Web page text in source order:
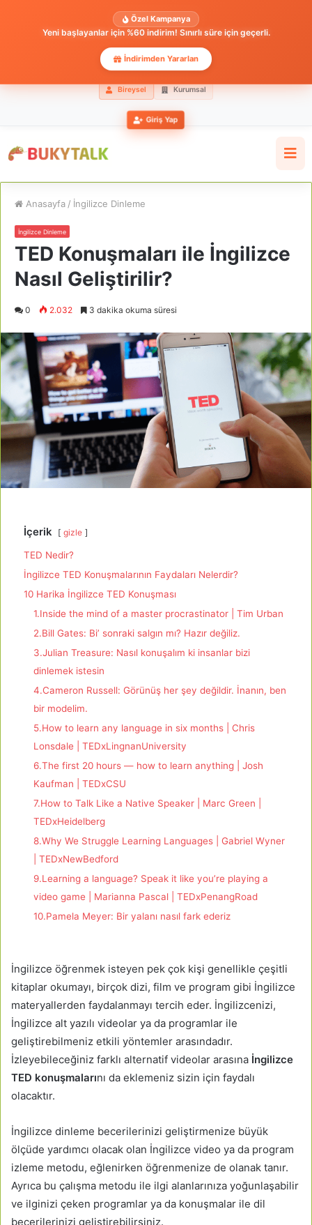
Özel Kampanya
Yeni başlayanlar için %60 indirim! Sınırlı süre için geçerli.
İndirimden Yararlan
Bireysel Kurumsal
Giriş Yap
Anasayfa / İngilizce Dinleme
İngilizce Dinleme
TED Konuşmaları ile İngilizce
Nasıl Geliştirilir?
0 2.032 3 dakika okuma süresi
İçerik gizle
TED Nedir?
İngilizce TED Konuşmalarının Faydaları Nelerdir?
10 Harika İngilizce TED Konuşması
1.Inside the mind of a master procrastinator | Tim Urban
2.Bill Gates: Bi’ sonraki salgın mı? Hazır değiliz.
3.Julian Treasure: Nasıl konuşalım ki insanlar bizi
dinlemek istesin
4.Cameron Russell: Görünüş her şey değildir. İnanın, ben
bir modelim.
5.How to learn any language in six months | Chris
Lonsdale | TEDxLingnanUniversity
6.The first 20 hours — how to learn anything | Josh
Kaufman | TEDxCSU
7.How to Talk Like a Native Speaker | Marc Green |
TEDxHeidelberg
8.Why We Struggle Learning Languages | Gabriel Wyner
| TEDxNewBedford
9.Learning a language? Speak it like you’re playing a
video game | Marianna Pascal | TEDxPenangRoad
10.Pamela Meyer: Bir yalanı nasıl fark ederiz
İngilizce öğrenmek isteyen pek çok kişi genellikle çeşitli
kitaplar okumayı, birçok dizi, film ve program gibi İngilizce
materyallerden faydalanmayı tercih eder. İngilizcenizi,
İngilizce alt yazılı videolar ya da programlar ile
geliştirebilmeniz etkili yöntemler arasındadır.
İzleyebileceğiniz farklı alternatif videolar arasına İngilizce
TED konuşmalarını da eklemeniz sizin için faydalı
olacaktır.
İngilizce dinleme becerilerinizi geliştirmenize büyük
ölçüde yardımcı olacak olan İngilizce video ya da program
izleme metodu, eğlenirken öğrenmenize de olanak tanır.
Ayrıca bu çalışma metodu ile ilgi alanlarınıza yoğunlaşabilir
ve ilginizi çeken programlar ya da konuşmalar ile dil
becerilerinizi geliştirebilirsiniz.